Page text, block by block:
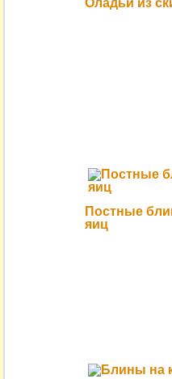
Постные
яиц